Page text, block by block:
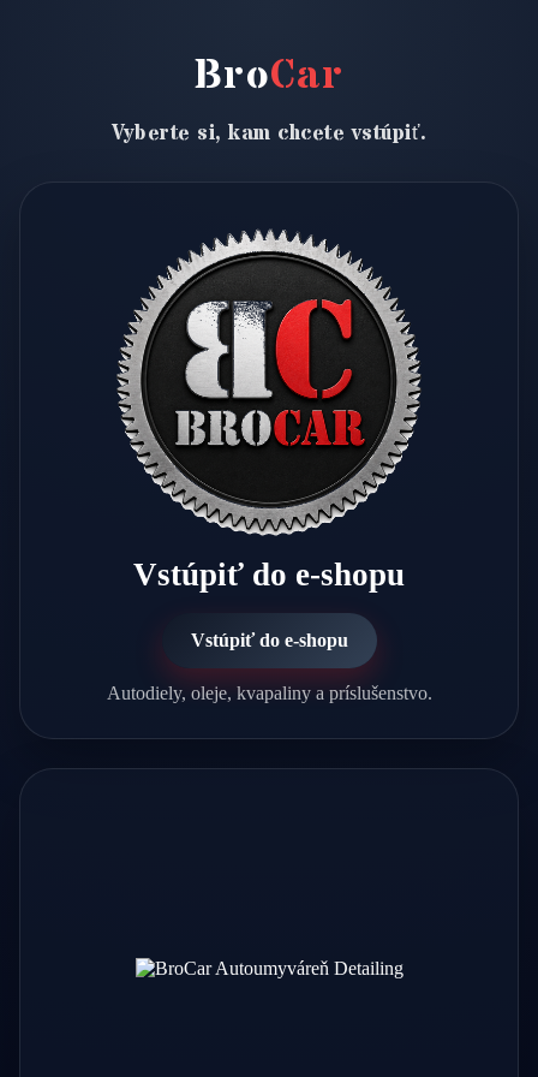
BroCar
Vyberte si, kam chcete vstúpiť.
Vstúpiť do e-shopu
Vstúpiť do e-shopu
Autodiely, oleje, kvapaliny a príslušenstvo.